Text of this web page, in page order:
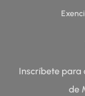
Inscríbete para
de